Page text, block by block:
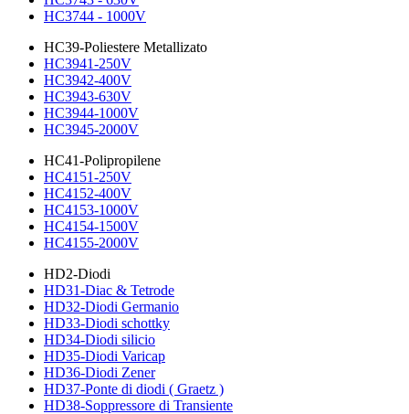
HC3744 - 1000V
HC39-Poliestere Metallizato
HC3941-250V
HC3942-400V
HC3943-630V
HC3944-1000V
HC3945-2000V
HC41-Polipropilene
HC4151-250V
HC4152-400V
HC4153-1000V
HC4154-1500V
HC4155-2000V
HD2-Diodi
HD31-Diac & Tetrode
HD32-Diodi Germanio
HD33-Diodi schottky
HD34-Diodi silicio
HD35-Diodi Varicap
HD36-Diodi Zener
HD37-Ponte di diodi ( Graetz )
HD38-Soppressore di Transiente